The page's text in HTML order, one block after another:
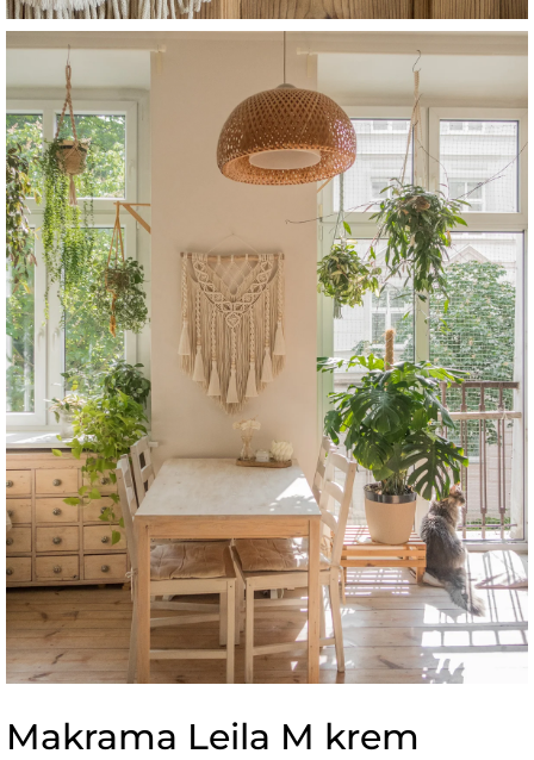
Makrama Leila M krem